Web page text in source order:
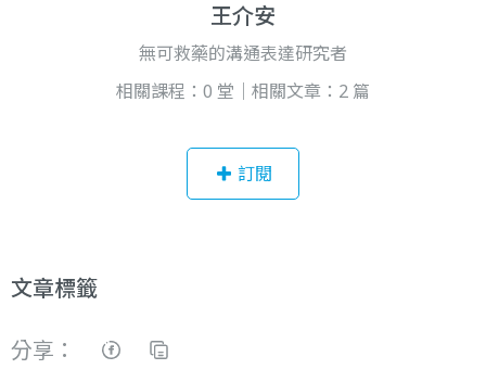
王介安
無可救藥的溝通表達研究者
相關課程：0 堂｜相關文章：2 篇
訂閱
文章標籤
分享：